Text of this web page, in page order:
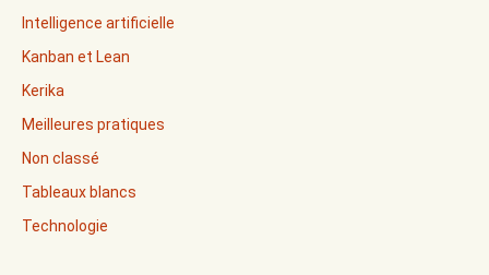
Intelligence artificielle
Kanban et Lean
Kerika
Meilleures pratiques
Non classé
Tableaux blancs
Technologie